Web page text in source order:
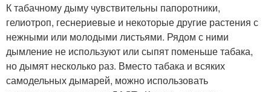
К табачному дыму чувствительны папоротники,
гелиотроп, геснериевые и некоторые другие растения с
нежными или молодыми листьями. Рядом с ними
дымление не используют или сыпят поменьше табака,
но дымят несколько раз. Вместо табака и всяких
самодельных дымарей, можно использовать